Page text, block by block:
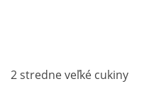
2 stredne veľké cukiny